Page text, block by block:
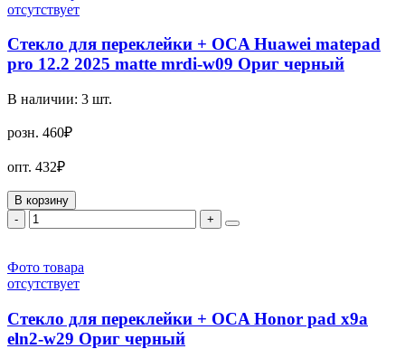
отсутствует
Стекло для переклейки + OCA Huawei matepad
pro 12.2 2025 matte mrdi-w09 Ориг черный
В наличии: 3 шт.
розн. 460₽
опт. 432₽
В корзину
-
+
Фото товара
отсутствует
Стекло для переклейки + OCA Honor pad x9a
eln2-w29 Ориг черный